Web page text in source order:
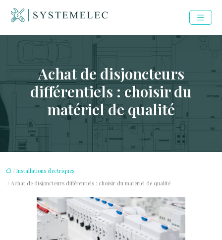
Achat de disjoncteurs
différentiels : choisir du
matériel de qualité
/ Installations électriques
/ Achat de disjoncteurs différentiels : choisir du matériel de qualité